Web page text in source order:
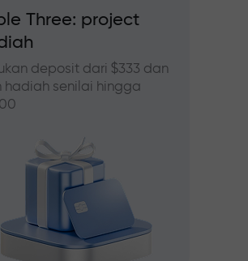
Three: project
deposit dari $333 dan
hadiah senilai hingga